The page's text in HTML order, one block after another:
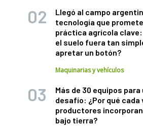
Llegó al campo
tecnología que
práctica agrícola clave:
el suelo fuera tan
apretar un botón?
Maquinarias y vehículos
Más de 30 equipos
desafío: ¿Por qué cada
productores
bajo tierra?